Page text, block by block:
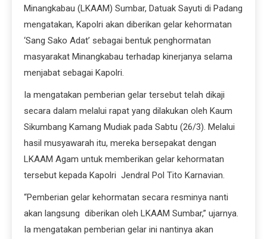
Minangkabau (LKAAM) Sumbar, Datuak Sayuti di Padang
mengatakan, Kapolri akan diberikan gelar kehormatan
‘Sang Sako Adat’ sebagai bentuk penghormatan
masyarakat Minangkabau terhadap kinerjanya selama
menjabat sebagai Kapolri.
Ia mengatakan pemberian gelar tersebut telah dikaji
secara dalam melalui rapat yang dilakukan oleh Kaum
Sikumbang Kamang Mudiak pada Sabtu (26/3). Melalui
hasil musyawarah itu, mereka bersepakat dengan
LKAAM Agam untuk memberikan gelar kehormatan
tersebut kepada Kapolri Jendral Pol Tito Karnavian.
“Pemberian gelar kehormatan secara resminya nanti
akan langsung diberikan oleh LKAAM Sumbar,” ujarnya.
Ia mengatakan pemberian gelar ini nantinya akan